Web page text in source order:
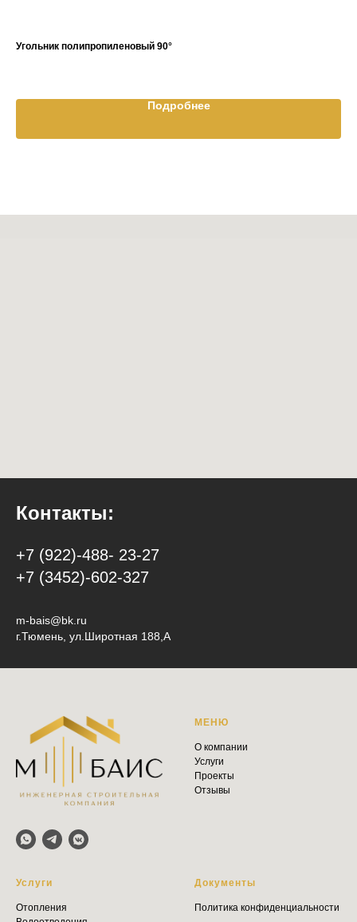
Угольник полипропиленовый 90°
Подробнее
Контакты:
+7 (922)-488- 23-27
+7 (3452)-602-327
m-bais@bk.ru
г.Тюмень, ул.Широтная 188,А
МЕНЮ
О компании
Услуги
Проекты
Отзывы
Услуги
Отопления
Документы
Политика конфиденциальности